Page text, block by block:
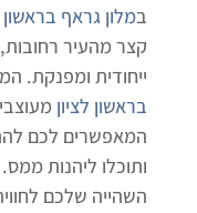
במלון גראף בראשון
קצר מהעיר רחובות,
ייחודית ומפנקת.
בראשון לציון
המאפשרים לכם
ותוכלו ליהנות
השהייה שלכם